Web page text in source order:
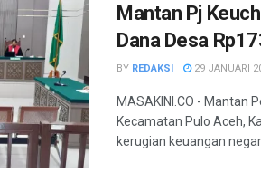
Mantan Pj
Dana Desa
BY REDAKSI 29 JANUARI
MASAKINI.CO - Mantan
Kecamatan Pulo Aceh,
kerugian keuangan